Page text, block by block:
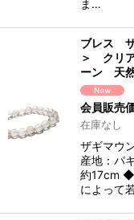
ま…
ブレス ザ
＞ クリ
ーン 天
会員販売
在庫なし
ザギマウ
産地：パ
約17cm
によって